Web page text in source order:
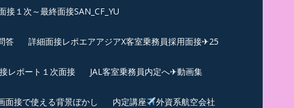
１次～最終面接SAN_CF_YU
答 詳細面接レポエアアジアX客室乗務員採用面接✈25
レポート１次面接 JAL客室乗務員内定へ✈動画集
面接で使える背景ぼかし 内定講座 外資系航空会社